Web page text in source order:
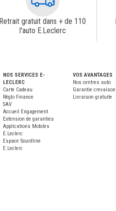
Retrait gratuit dans + de 110
l'auto E.Leclerc
NOS SERVICES E-
LECLERC
Carte Cadeau
Réglo Finance
SAV
Accueil Engagement
Extension de garanties
Applications Mobiles
E.Leclerc
Espace Sourdline
E.Leclerc
VOS AVANTAGES
Nos centres auto
Garantie crevaison
Livraison gratuite